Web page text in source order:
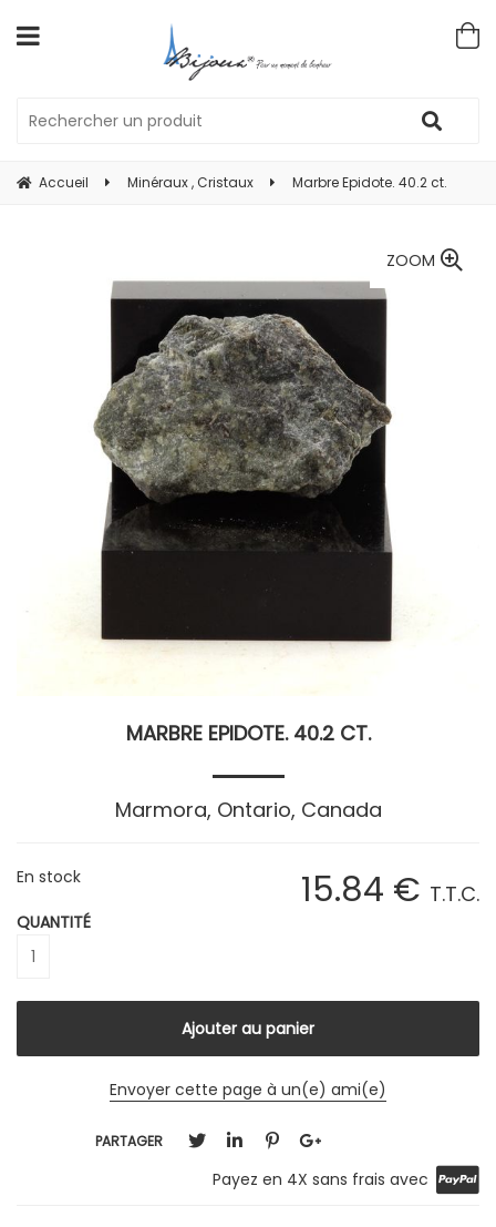
Accueil Minéraux , Cristaux Marbre Epidote. 40.2 ct.
ZOOM
MARBRE EPIDOTE. 40.2 CT.
Marmora, Ontario, Canada
15.84 € T.T.C.
En stock
QUANTITÉ
Envoyer cette page à un(e) ami(e)
PARTAGER
Payez en 4X sans frais avec